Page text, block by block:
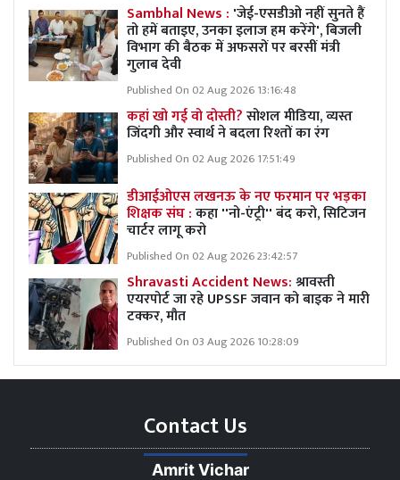
Sambhal News : 'जेई-एसडीओ नहीं सुनते हैं
तो हमें बताइए, उनका इलाज हम करेंगे', बिजली
विभाग की बैठक में अफसरों पर बरसीं मंत्री
गुलाब देवी
Published On 02 Aug 2026 13:16:48
कहां खो गई वो दोस्ती?सोशल मीडिया, व्यस्त
जिंदगी और स्वार्थ ने बदला रिश्तों का रंग
Published On 02 Aug 2026 17:51:49
डीआईओएस लखनऊ के नए फरमान पर भड़का
शिक्षक संघ :कहा ''नो-एंट्री'' बंद करो, सिटिजन
चार्टर लागू करो
Published On 02 Aug 2026 23:42:57
Shravasti Accident News:श्रावस्ती
एयरपोर्ट जा रहे UPSSF जवान को बाइक ने मारी
टक्कर, मौत
Published On 03 Aug 2026 10:28:09
Contact Us
Amrit Vichar